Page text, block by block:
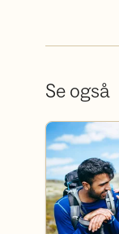
Se også
Bli frivillig